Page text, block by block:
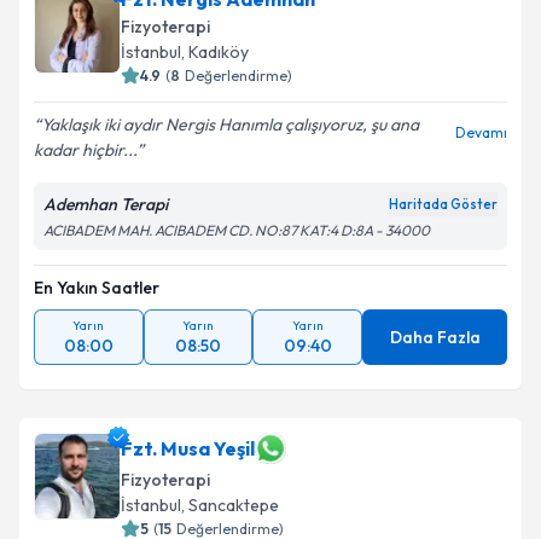
Fizyoterapi
İstanbul, Kadıköy
4.9 (8 Değerlendirme)
Yaklaşık iki aydır Nergis Hanımla çalışıyoruz, şu ana
kadar hiçbir...
Devamı
Ademhan Terapi Haritada Göster
ACIBADEM MAH. ACIBADEM CD. NO:87 KAT:4 D:8A - 34000
En Yakın Saatler
Yarın
08:00
Yarın
08:50
Yarın
09:40 Daha Fazla
Fzt. Musa Yeşil
Fizyoterapi
İstanbul, Sancaktepe
5 (15 Değerlendirme)